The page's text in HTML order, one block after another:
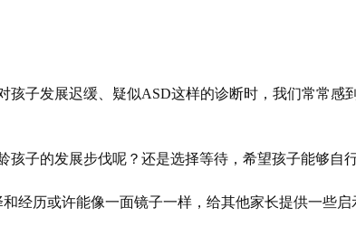
子发展迟缓、疑似ASD这样的诊断时，我们常常感
子的发展步伐呢？还是选择等待，希望孩子能够自
经历或许能像一面镜子一样，给其他家长提供一些启